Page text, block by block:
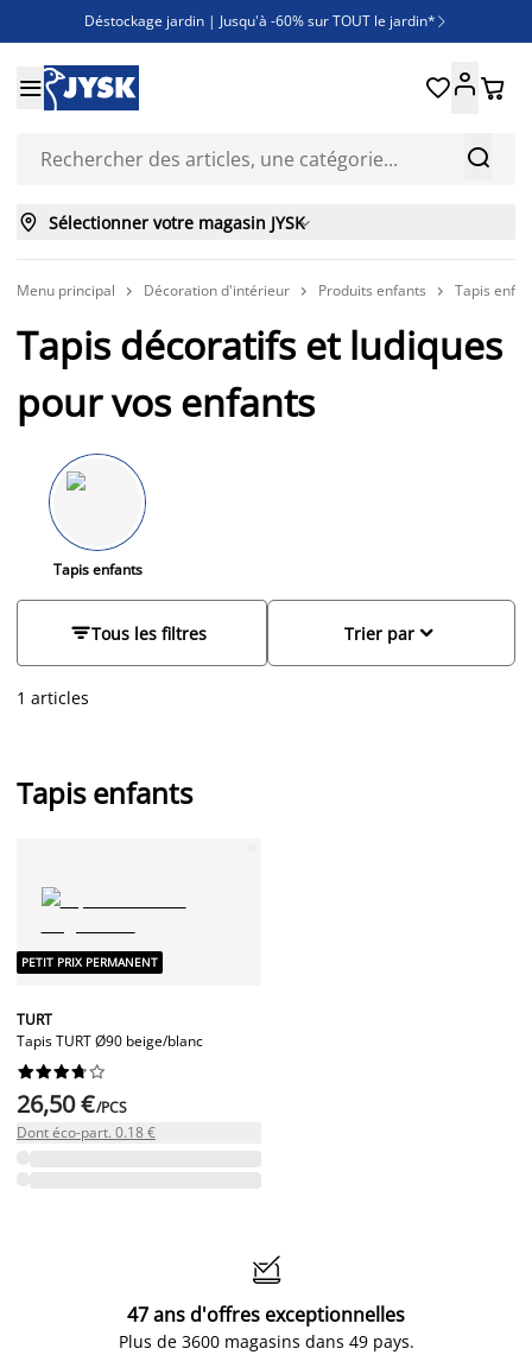
Déstockage jardin | Jusqu'à -60% sur TOUT le jardin* 
Jusqu'à -50% sur une sélection literie
Découvrez les nouveautés de la collection


 
 Sélectionner votre magasin JYSK
Menu principal  Décoration d'intérieur  Produits enfants  Tapis
Tapis décoratifs et ludiques
pour vos enfants
Tapis enfants
Tous les filtres 
Trier par
1 articles
Tapis enfants
PETIT PRIX PERMANENT
TURT
Tapis TURT Ø90 beige/blanc






26,50 €/PCS
Dont éco-part. 0.18 €

47 ans d'offres exceptionnelles
Plus de 3600 magasins dans 49 pays.